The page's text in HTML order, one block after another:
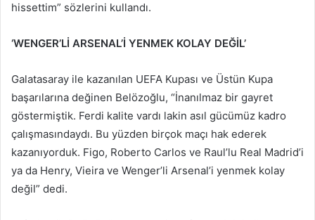
hissettim” sözlerini kullandı.
‘WENGER’Lİ ARSENAL’İ YENMEK KOLAY DEĞİL’
Galatasaray ile kazanılan UEFA Kupası ve Üstün Kupa
başarılarına değinen Belözoğlu, “İnanılmaz bir gayret
göstermiştik. Ferdi kalite vardı lakin asıl gücümüz kadro
çalışmasındaydı. Bu yüzden birçok maçı hak ederek
kazanıyorduk. Figo, Roberto Carlos ve Raul’lu Real Madrid’i
ya da Henry, Vieira ve Wenger’li Arsenal’i yenmek kolay
değil” dedi.